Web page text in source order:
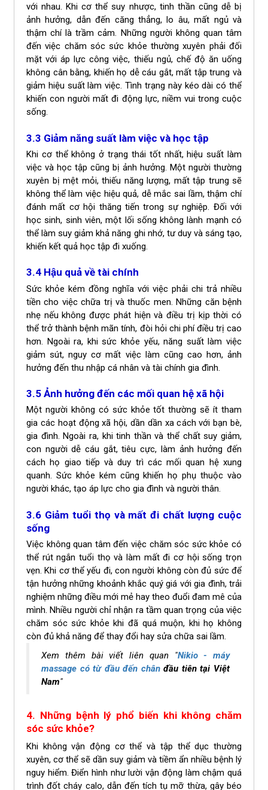
với nhau. Khi cơ thể suy nhược, tinh thần cũng dễ bị
ảnh hưởng, dẫn đến căng thẳng, lo âu, mất ngủ và
thậm chí là trầm cảm. Những người không quan tâm
đến việc chăm sóc sức khỏe thường xuyên phải đối
mặt với áp lực công việc, thiếu ngủ, chế độ ăn uống
không cân bằng, khiến họ dễ cáu gắt, mất tập trung và
giảm hiệu suất làm việc. Tình trạng này kéo dài có thể
khiến con người mất đi động lực, niềm vui trong cuộc
sống.
3.3 Giảm năng suất làm việc và học tập
Khi cơ thể không ở trạng thái tốt nhất, hiệu suất làm
việc và học tập cũng bị ảnh hưởng. Một người thường
xuyên bị mệt mỏi, thiếu năng lượng, mất tập trung sẽ
không thể làm việc hiệu quả, dễ mắc sai lầm, thậm chí
đánh mất cơ hội thăng tiến trong sự nghiệp. Đối với
học sinh, sinh viên, một lối sống không lành mạnh có
thể làm suy giảm khả năng ghi nhớ, tư duy và sáng tạo,
khiến kết quả học tập đi xuống.
3.4 Hậu quả về tài chính
Sức khỏe kém đồng nghĩa với việc phải chi trả nhiều
tiền cho việc chữa trị và thuốc men. Những căn bệnh
nhẹ nếu không được phát hiện và điều trị kịp thời có
thể trở thành bệnh mãn tính, đòi hỏi chi phí điều trị cao
hơn. Ngoài ra, khi sức khỏe yếu, năng suất làm việc
giảm sút, nguy cơ mất việc làm cũng cao hơn, ảnh
hưởng đến thu nhập cá nhân và tài chính gia đình.
3.5 Ảnh hưởng đến các mối quan hệ xã hội
Một người không có sức khỏe tốt thường sẽ ít tham
gia các hoạt động xã hội, dần dần xa cách với bạn bè,
gia đình. Ngoài ra, khi tinh thần và thể chất suy giảm,
con người dễ cáu gắt, tiêu cực, làm ảnh hưởng đến
cách họ giao tiếp và duy trì các mối quan hệ xung
quanh. Sức khỏe kém cũng khiến họ phụ thuộc vào
người khác, tạo áp lực cho gia đình và người thân.
3.6 Giảm tuổi thọ và mất đi chất lượng cuộc
sống
Việc không quan tâm đến việc chăm sóc sức khỏe có
thể rút ngắn tuổi thọ và làm mất đi cơ hội sống trọn
vẹn. Khi cơ thể yếu đi, con người không còn đủ sức để
tận hưởng những khoảnh khắc quý giá với gia đình, trải
nghiệm những điều mới mẻ hay theo đuổi đam mê của
mình. Nhiều người chỉ nhận ra tầm quan trọng của việc
chăm sóc sức khỏe khi đã quá muộn, khi họ không
còn đủ khả năng để thay đổi hay sửa chữa sai lầm.
Xem thêm bài viết liên quan "Nikio - máy
massage có từ đầu đến chân đầu tiên tại Việt
Nam"
4. Những bệnh lý phổ biến khi không chăm
sóc sức khỏe?
Khi không vận động cơ thể và tập thể dục thường
xuyên, cơ thể sẽ dần suy giảm và tiềm ẩn nhiều bệnh lý
nguy hiểm. Điển hình như lười vận động làm chậm quá
trình đốt cháy calo, dẫn đến tích tụ mỡ thừa, gây béo